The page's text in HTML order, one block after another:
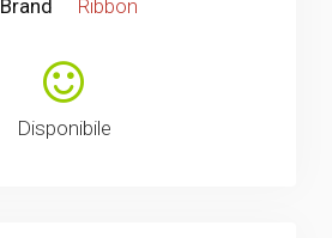
Brand
Ribbon
Disponibile